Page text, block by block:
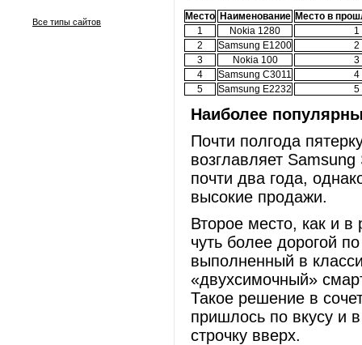
Все типы сайтов Место Наименование Место в
1
Nokia 1280
1
2
Samsung E1200
2
3
Nokia 100
3
4
Samsung C3011
4
5
Samsung E2232 5
Наиболее
Почти полгода
возглавляет
почти два года,
высокие продажи.
Второе место, как и в
чуть более дорогой
выполненный в
«двухсимочный»
Такое решение в
пришлось по вкусу и
строчку вверх.